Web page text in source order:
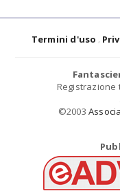
Termini d'uso
Registrazione
©2003